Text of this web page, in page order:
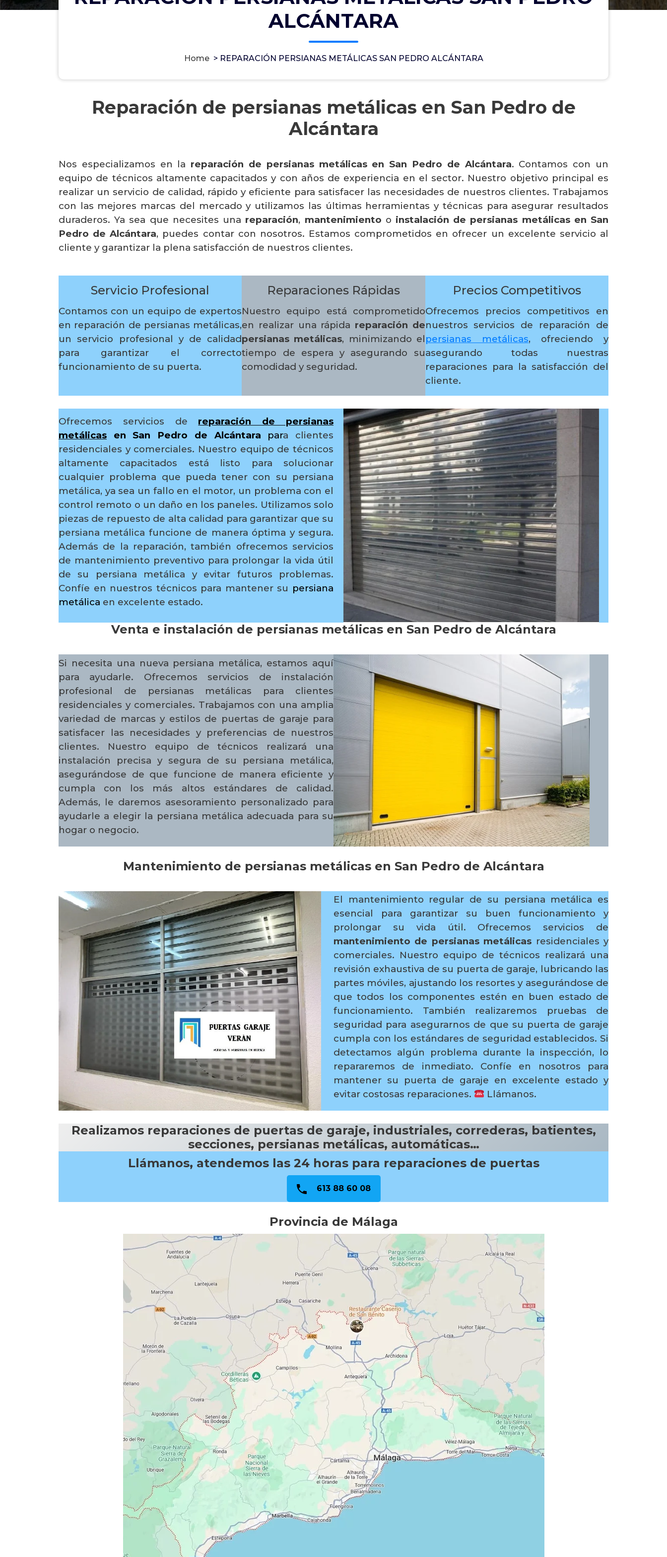
ALCÁNTARA
Home> REPARACIÓN PERSIANAS METÁLICAS SAN PEDRO ALCÁNTARA
Reparación de persianas metálicas en San Pedro de
Alcántara
Nos especializamos en la reparación de persianas metálicas en San Pedro de Alcántara. Contamos con un
equipo de técnicos altamente capacitados y con años de experiencia en el sector. Nuestro objetivo principal es
realizar un servicio de calidad, rápido y eficiente para satisfacer las necesidades de nuestros clientes. Trabajamos
con las mejores marcas del mercado y utilizamos las últimas herramientas y técnicas para asegurar resultados
duraderos. Ya sea que necesites una reparación, mantenimiento o instalación de persianas metálicas en San
Pedro de Alcántara, puedes contar con nosotros. Estamos comprometidos en ofrecer un excelente servicio al
cliente y garantizar la plena satisfacción de nuestros clientes.
Servicio Profesional
Contamos con un equipo de expertos
en reparación de persianas metálicas,
un servicio profesional y de calidad
para garantizar el correcto
funcionamiento de su puerta.
Reparaciones Rápidas
Nuestro equipo está comprometido
en realizar una rápida reparación de
persianas metálicas, minimizando el
tiempo de espera y asegurando su
comodidad y seguridad.
Precios Competitivos
Ofrecemos precios competitivos en
nuestros servicios de reparación de
persianas metálicas, ofreciendo y
asegurando todas nuestras
reparaciones para la satisfacción del
cliente.
Ofrecemos servicios de reparación de persianas
metálicas en San Pedro de Alcántara para clientes
residenciales y comerciales. Nuestro equipo de técnicos
altamente capacitados está listo para solucionar
cualquier problema que pueda tener con su persiana
metálica, ya sea un fallo en el motor, un problema con el
control remoto o un daño en los paneles. Utilizamos solo
piezas de repuesto de alta calidad para garantizar que su
persiana metálica funcione de manera óptima y segura.
Además de la reparación, también ofrecemos servicios
de mantenimiento preventivo para prolongar la vida útil
de su persiana metálica y evitar futuros problemas.
Confíe en nuestros técnicos para mantener su persiana
metálica en excelente estado.
Venta e instalación de persianas metálicas en San Pedro de Alcántara
Si necesita una nueva persiana metálica, estamos aquí
para ayudarle. Ofrecemos servicios de instalación
profesional de persianas metálicas para clientes
residenciales y comerciales. Trabajamos con una amplia
variedad de marcas y estilos de puertas de garaje para
satisfacer las necesidades y preferencias de nuestros
clientes. Nuestro equipo de técnicos realizará una
instalación precisa y segura de su persiana metálica,
asegurándose de que funcione de manera eficiente y
cumpla con los más altos estándares de calidad.
Además, le daremos asesoramiento personalizado para
ayudarle a elegir la persiana metálica adecuada para su
hogar o negocio.
Mantenimiento de persianas metálicas en San Pedro de Alcántara
El mantenimiento regular de su persiana metálica es
esencial para garantizar su buen funcionamiento y
prolongar su vida útil. Ofrecemos servicios de
mantenimiento de persianas metálicas residenciales y
comerciales. Nuestro equipo de técnicos realizará una
revisión exhaustiva de su puerta de garaje, lubricando las
partes móviles, ajustando los resortes y asegurándose de
que todos los componentes estén en buen estado de
funcionamiento. También realizaremos pruebas de
seguridad para asegurarnos de que su puerta de garaje
cumpla con los estándares de seguridad establecidos. Si
detectamos algún problema durante la inspección, lo
repararemos de inmediato. Confíe en nosotros para
mantener su puerta de garaje en excelente estado y
evitar costosas reparaciones.
Llámanos.
Realizamos reparaciones de puertas de garaje, industriales, correderas, batientes,
secciones, persianas metálicas, automáticas…
Llámanos, atendemos las 24 horas para reparaciones de puertas
613 88 60 08
Provincia de Málaga